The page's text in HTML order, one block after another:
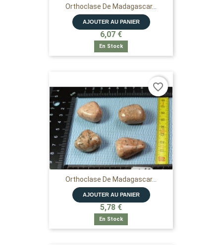
Orthoclase De Madagascar...
AJOUTER AU PANIER
6,07 €
En Stock
Orthoclase De Madagascar...
AJOUTER AU PANIER
5,78 €
En Stock
favorite_border